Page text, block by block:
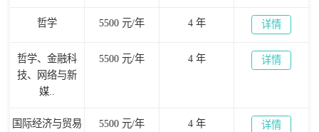
哲学 5500 元/年 4 年 详情
哲学、金融科
技、网络与新
媒..
5500 元/年 4 年 详情
国际经济与贸易 5500 元/年 4 年 详情